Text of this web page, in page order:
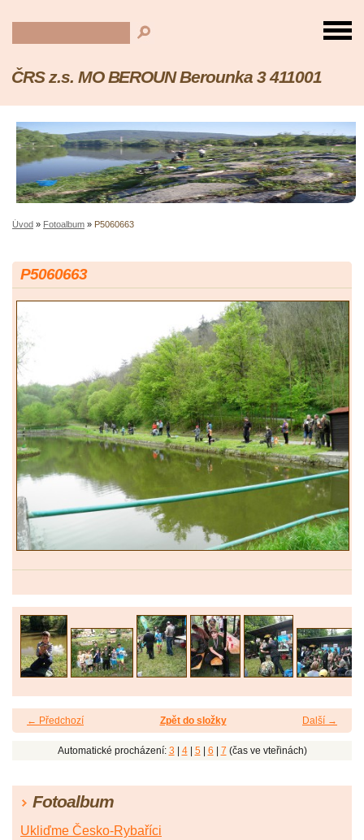
ČRS z.s. MO BEROUN Berounka 3 411001
Úvod » Fotoalbum » P5060663
P5060663
← Předchozí Další →
Zpět do složky
Automatické procházení: 3 4| 5| 6 7 (čas ve vteřinách)
Fotoalbum
Ukliďme Česko-Rybaříci